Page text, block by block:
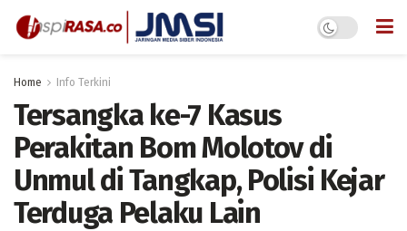
Home Info Terkini
Tersangka ke-7 Kasus
Perakitan Bom Molotov di
Unmul di Tangkap, Polisi Kejar
Terduga Pelaku Lain